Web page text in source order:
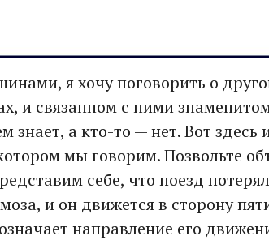
я хочу поговорить о
и связанном с ними
знает, а кто-то — нет. Вот здесь
мы говорим. Позвольте
себе, что поезд потерял
и он движется в сторону
направление его